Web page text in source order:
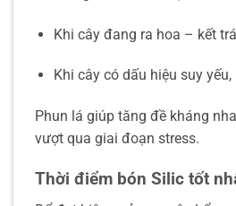
Khi cây đang ra hoa – kết
Khi cây có dấu hiệu suy yếu,
Phun lá giúp tăng đề kháng
vượt qua giai đoạn stress.
Thời điểm bón Silic tốt